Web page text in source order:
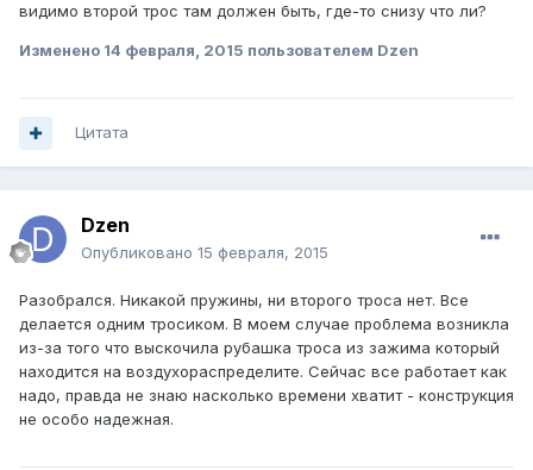
видимо второй трос там должен быть, где-то снизу что ли?
Изменено 14 февраля, 2015 пользователем Dzen
Цитата
Dzen
Опубликовано 15 февраля, 2015
Разобрался. Никакой пружины, ни второго троса нет. Все
делается одним тросиком. В моем случае проблема возникла
из-за того что выскочила рубашка троса из зажима который
находится на воздухораспределите. Сейчас все работает как
надо, правда не знаю насколько времени хватит - конструкция
не особо надежная.